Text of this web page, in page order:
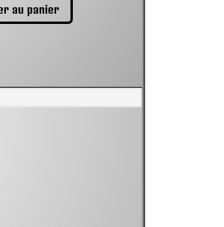
au panier